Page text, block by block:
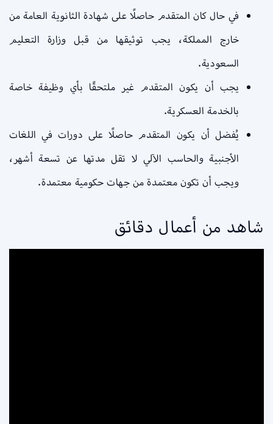
في حال كان المتقدم حاصلًا على شهادة الثانوية العامة من
خارج المملكة، يجب توثيقها من قبل وزارة التعليم
السعودية.
يجب أن يكون المتقدم غير ملتحقًا بأي وظيفة خاصة
بالخدمة العسكرية.
يُفضل أن يكون المتقدم حاصلًا على دورات في اللغات
الأجنبية والحاسب الآلي لا تقل مدتها عن تسعة أشهر،
ويجب أن تكون معتمدة من جهات حكومية معتمدة.
شاهد من أعمال دقائق